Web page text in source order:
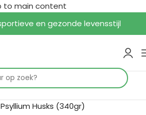
to main content
en gezonde levensstijl
Husks (340gr)